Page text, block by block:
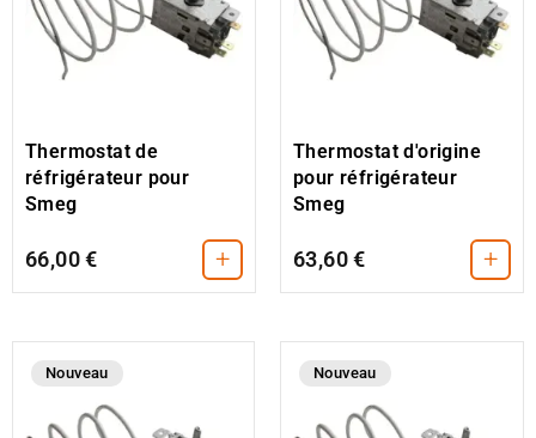
Thermostat de
réfrigérateur pour
Smeg
66,00 € +
Thermostat d'origine
pour réfrigérateur
Smeg
63,60 € +
Nouveau Nouveau